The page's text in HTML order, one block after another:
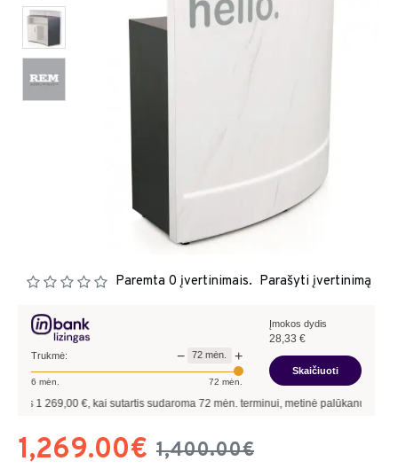
Paremta 0 įvertinimais. Parašyti įvertinimą
1,269.00€ 1,400.00€
Trukmė: − 72 mėn. +
6 mėn. 72 mėn.
Įmokos dydis
28,33 €
Skaičiuoti
€, kai sutartis sudaroma72mėn. terminui, metinė palūkanų norma –9,90